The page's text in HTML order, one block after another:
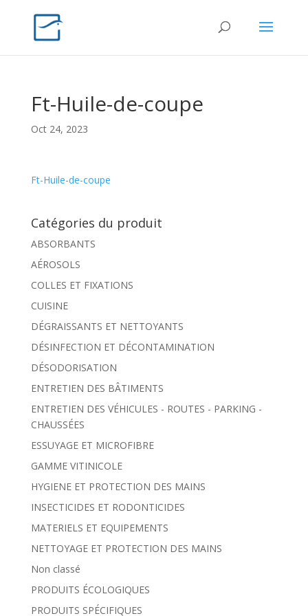
Ft-Huile-de-coupe
Oct 24, 2023
Ft-Huile-de-coupe
Catégories du produit
ABSORBANTS
AÉROSOLS
COLLES ET FIXATIONS
CUISINE
DÉGRAISSANTS ET NETTOYANTS
DÉSINFECTION ET DÉCONTAMINATION
DÉSODORISATION
ENTRETIEN DES BÂTIMENTS
ENTRETIEN DES VÉHICULES - ROUTES - PARKING -
CHAUSSÉES
ESSUYAGE ET MICROFIBRE
GAMME VITINICOLE
HYGIENE ET PROTECTION DES MAINS
INSECTICIDES ET RODONTICIDES
MATERIELS ET EQUIPEMENTS
NETTOYAGE ET PROTECTION DES MAINS
Non classé
PRODUITS ÉCOLOGIQUES
PRODUITS SPÉCIFIQUES